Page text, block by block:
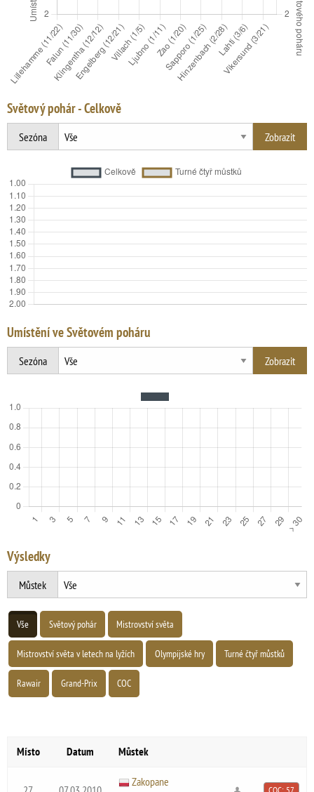
Světový pohár - Celkově
Sezóna
Umístění ve Světovém poháru
Sezóna
Výsledky
Můstek
Vše Světový pohár Mistrovství světa
Mistrovství světa v letech na lyžích Olympijské hry Turné čtyř můstků
Rawair Grand-Prix COC
Místo Datum Můstek
Zakopane